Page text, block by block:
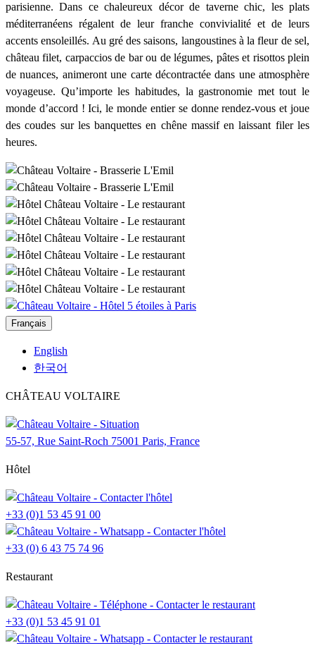
parisienne. Dans ce chaleureux décor de taverne chic, les plats
méditerranéens régalent de leur franche convivialité et de leurs
accents ensoleillés. Au gré des saisons, langoustines à la fleur de sel,
château filet, carpaccios de bar ou de légumes, pâtes et risottos plein
de nuances, animeront une carte décontractée dans une atmosphère
voyageuse. Qu’importe les habitudes, la gastronomie met tout le
monde d’accord ! Ici, le monde entier se donne rendez-vous et joue
des coudes sur les banquettes en chêne massif en laissant filer les
heures.
Français
English
한국어
CHÂTEAU VOLTAIRE
55-57, Rue Saint-Roch 75001 Paris, France
Hôtel
+33 (0)1 53 45 91 00
+33 (0) 6 43 75 74 96
Restaurant
+33 (0)1 53 45 91 01